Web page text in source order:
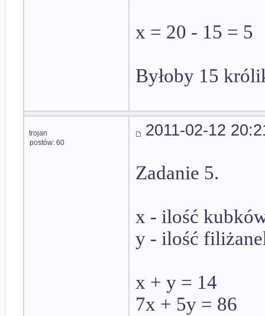
x = 20 - 15 = 5
Byłoby 15
trojan
postów: 60
2011-02-12
Zadanie 5.
x - ilość
y - ilość
x + y = 14
7x + 5y = 86